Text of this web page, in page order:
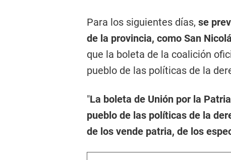
Para los siguientes días, se
de la provincia, como San
que la boleta de la coalición
pueblo de las políticas de la
"La boleta de Unión por la
pueblo de las políticas de la
de los vende patria, de los